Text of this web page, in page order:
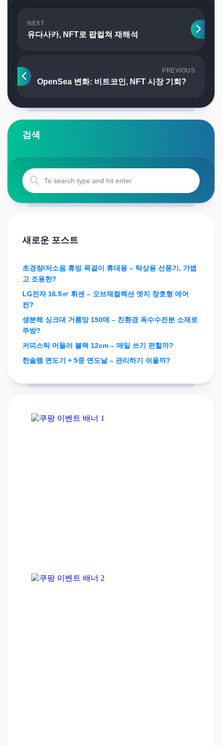
NEXT
유다사카, NFT로 팝컬쳐 재해석
PREVIOUS
OpenSea 변화: 비트코인, NFT 시장 기회?
검색
새로운 포스트
초경량/저소음 휴빙 목걸이 휴대용 – 탁상용 선풍기, 가볍
고 조용한?
LG전자 16.5㎡ 휘센 – 오브제컬렉션 엣지 창호형 에어
컨?
생분해 싱크대 거름망 150매 – 친환경 옥수수전분 소재로
주방?
커피스틱 머들러 블랙 12cm – 매일 쓰기 편할까?
한솔템 면도기 + 5중 면도날 – 관리하기 쉬울까?